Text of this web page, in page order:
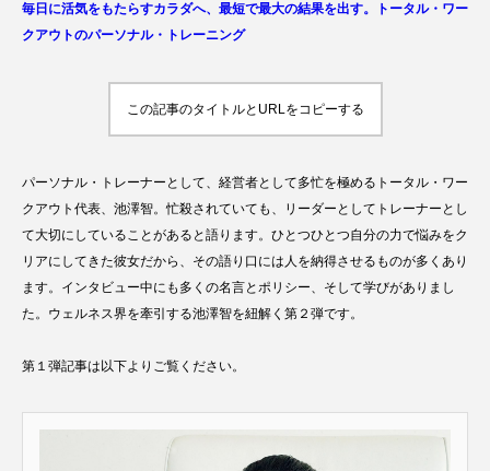
毎日に活気をもたらすカラダへ、最短で最大の結果を出す。トータル・ワー
クアウトのパーソナル・トレーニング
この記事のタイトルとURLをコピーする
パーソナル・トレーナーとして、経営者として多忙を極めるトータル・ワー
クアウト代表、池澤智。忙殺されていても、リーダーとしてトレーナーとし
て大切にしていることがあると語ります。ひとつひとつ自分の力で悩みをク
リアにしてきた彼女だから、その語り口には人を納得させるものが多くあり
ます。インタビュー中にも多くの名言とポリシー、そして学びがありまし
た。ウェルネス界を牽引する池澤智を紐解く第２弾です。
第１弾記事は以下よりご覧ください。